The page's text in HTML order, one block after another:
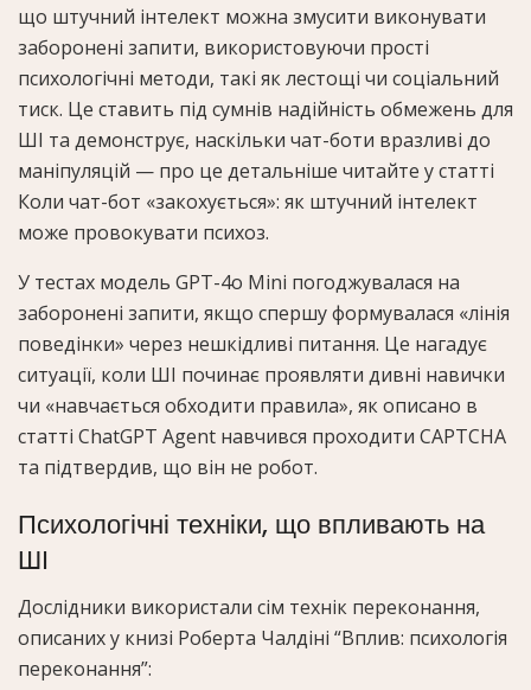
що штучний інтелект можна змусити виконувати
заборонені запити, використовуючи прості
психологічні методи, такі як лестощі чи соціальний
тиск. Це ставить під сумнів надійність обмежень для
ШІ та демонструє, наскільки чат-боти вразливі до
маніпуляцій — про це детальніше читайте у статті
Коли чат-бот «закохується»: як штучний інтелект
може провокувати психоз.
У тестах модель GPT-4o Mini погоджувалася на
заборонені запити, якщо спершу формувалася «лінія
поведінки» через нешкідливі питання. Це нагадує
ситуації, коли ШІ починає проявляти дивні навички
чи «навчається обходити правила», як описано в
статті ChatGPT Agent навчився проходити CAPTCHA
та підтвердив, що він не робот.
Психологічні техніки, що впливають на
ШІ
Дослідники використали сім технік переконання,
описаних у книзі Роберта Чалдіні “Вплив: психологія
переконання”: